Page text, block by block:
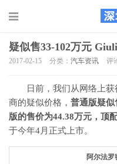
疑似售33-102万元
2017-02-15 分类： 汽车资讯 评
日前，我们从网络上
商的疑似价格， 普通版疑似
版的售价为44.38万元，顶
于今年4月正式上市。
阿尔法